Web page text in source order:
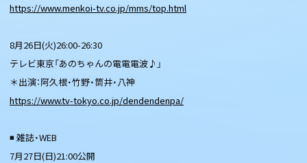
https://www.menkoi-tv.co.jp/mms/top.html
8月26日(火)26:00-26:30
テレビ東京「あのちゃんの電電電波♪」
＊出演：阿久根・竹野・筒井・八神
https://www.tv-tokyo.co.jp/dendendenpa/
◾️ 雑誌・WEB
7月27日(日)21:00公開